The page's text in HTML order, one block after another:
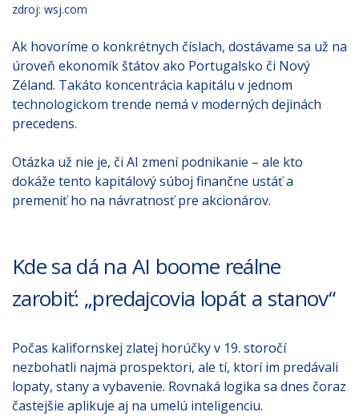
zdroj: wsj.com
Ak hovoríme o konkrétnych číslach, dostávame sa už na
úroveň ekonomík štátov ako Portugalsko či Nový
Zéland. Takáto koncentrácia kapitálu v jednom
technologickom trende nemá v moderných dejinách
precedens.
Otázka už nie je, či AI zmení podnikanie – ale kto
dokáže tento kapitálový súboj finančne ustáť a
premeniť ho na návratnosť pre akcionárov.
Kde sa dá na AI boome reálne
zarobiť: „predajcovia lopát a stanov“
Počas kalifornskej zlatej horúčky v 19. storočí
nezbohatli najmä prospektori, ale tí, ktorí im predávali
lopaty, stany a vybavenie. Rovnaká logika sa dnes čoraz
častejšie aplikuje aj na umelú inteligenciu.